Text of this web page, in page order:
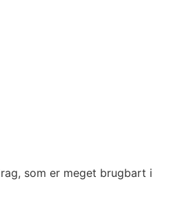
som er meget brugbart i